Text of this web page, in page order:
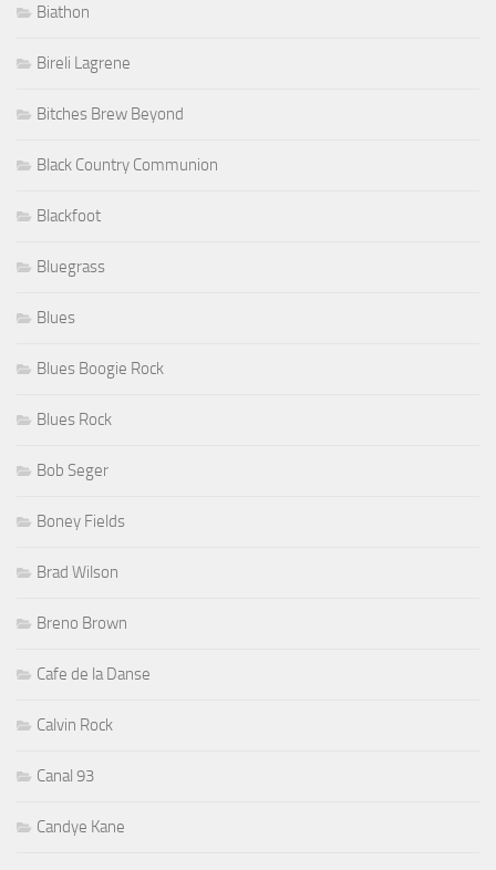
Biathon
Bireli Lagrene
Bitches Brew Beyond
Black Country Communion
Blackfoot
Bluegrass
Blues
Blues Boogie Rock
Blues Rock
Bob Seger
Boney Fields
Brad Wilson
Breno Brown
Cafe de la Danse
Calvin Rock
Canal 93
Candye Kane